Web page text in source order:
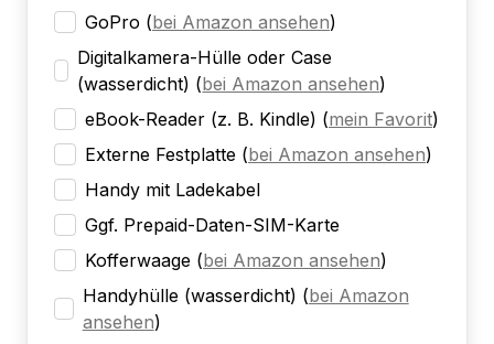
GoPro (bei Amazon ansehen)
Digitalkamera-Hülle oder Case
(wasserdicht) (bei Amazon ansehen)
eBook-Reader (z. B. Kindle) (mein Favorit)
Externe Festplatte (bei Amazon ansehen)
Handy mit Ladekabel
Ggf. Prepaid-Daten-SIM-Karte
Kofferwaage (bei Amazon ansehen)
Handyhülle (wasserdicht) (bei Amazon
ansehen)